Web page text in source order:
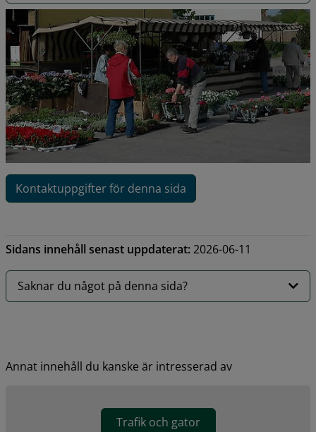
Kontaktuppgifter för denna sida
Sidans innehåll senast uppdaterat:2026-06-11
Saknar du något på denna sida?
Annat innehåll du kanske är intresserad av
Trafik och gator